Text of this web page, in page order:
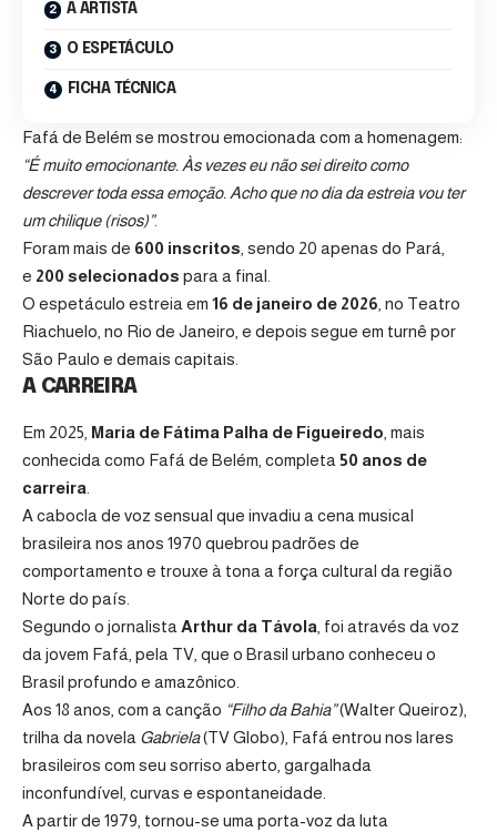
A ARTISTA
O ESPETÁCULO
FICHA TÉCNICA
Fafá de Belém se mostrou emocionada com a homenagem:
“É muito emocionante. Às vezes eu não sei direito como
descrever toda essa emoção. Acho que no dia da estreia vou ter
um chilique (risos)”.
Foram mais de 600 inscritos , sendo 20 apenas do Pará,
e 200 selecionados para a final.
O espetáculo estreia em 16 de janeiro de 2026 , no Teatro
Riachuelo, no Rio de Janeiro, e depois segue em turnê por
São Paulo e demais capitais.
A CARREIRA
Em 2025, Maria de Fátima Palha de Figueiredo , mais
conhecida como Fafá de Belém, completa 50 anos de
carreira
A cabocla de voz sensual que invadiu a cena musical
brasileira nos anos 1970 quebrou padrões de
comportamento e trouxe à tona a força cultural da região
Norte do país.
Segundo o jornalista Arthur da Távola , foi através da voz
da jovem Fafá, pela TV, que o Brasil urbano conheceu o
Brasil profundo e amazônico.
Aos 18 anos, com a canção “Filho da Bahia”(Walter Queiroz),
trilha da novela Gabriela(TV Globo), Fafá entrou nos lares
brasileiros com seu sorriso aberto, gargalhada
inconfundível, curvas e espontaneidade.
A partir de 1979, tornou-se uma porta-voz da luta